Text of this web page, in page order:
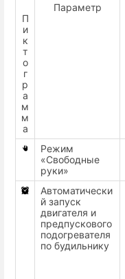
П
и
к
т
о
г
р
а
м
м
а
Параметр
Режим
«Свободные
руки»
Автоматически
й запуск
двигателя и
предпускового
подогревателя
по будильнику